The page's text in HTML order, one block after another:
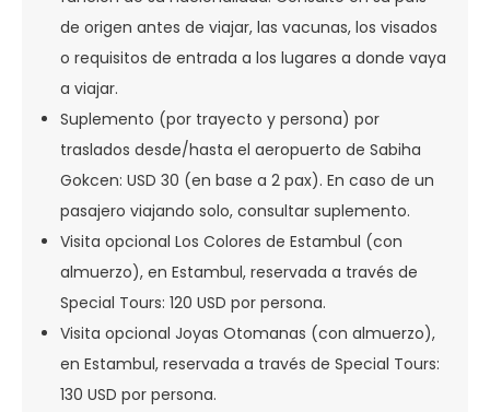
de origen antes de viajar, las vacunas, los visados
o requisitos de entrada a los lugares a donde vaya
a viajar.
Suplemento (por trayecto y persona) por
traslados desde/hasta el aeropuerto de Sabiha
Gokcen: USD 30 (en base a 2 pax). En caso de un
pasajero viajando solo, consultar suplemento.
Visita opcional Los Colores de Estambul (con
almuerzo), en Estambul, reservada a través de
Special Tours: 120 USD por persona.
Visita opcional Joyas Otomanas (con almuerzo),
en Estambul, reservada a través de Special Tours:
130 USD por persona.